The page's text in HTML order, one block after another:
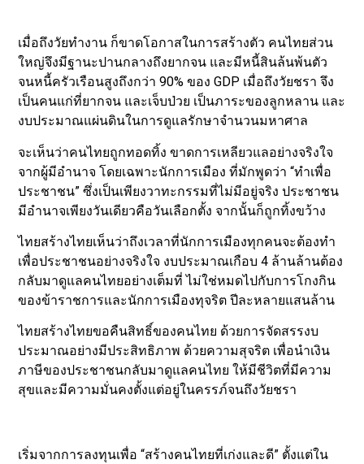
เมื่อถึงวัยทำงาน ก็ขาดโอกาสในการสร้างตัว คนไทยส่วน
ใหญ่จึงมีฐานะปานกลางถึงยากจน และมีหนี้สินล้นพ้นตัว
จนหนี้ครัวเรือนสูงถึงกว่า 90% ของ GDP เมื่อถึงวัยชรา จึง
เป็นคนแก่ที่ยากจน และเจ็บป่วย เป็นภาระของลูกหลาน และ
งบประมาณแผ่นดินในการดูแลรักษาจำนวนมหาศาล
จะเห็นว่าคนไทยถูกทอดทิ้ง ขาดการเหลียวแลอย่างจริงใจ
จากผู้มีอำนาจ โดยเฉพาะนักการเมือง ที่มักพูดว่า “ทำเพื่อ
ประชาชน” ซึ่งเป็นเพียงวาทะกรรมที่ไม่มีอยู่จริง ประชาชน
มีอำนาจเพียงวันเดียวคือวันเลือกตั้ง จากนั้นก็ถูกทิ้งขว้าง
ไทยสร้างไทยเห็นว่าถึงเวลาที่นักการเมืองทุกคนจะต้องทำ
เพื่อประชาชนอย่างจริงใจ งบประมาณเกือบ 4 ล้านล้านต้อง
กลับมาดูแลคนไทยอย่างเต็มที่ ไม่ใช่หมดไปกับการโกงกิน
ของข้าราชการและนักการเมืองทุจริต ปีละหลายแสนล้าน
ไทยสร้างไทยขอคืนสิทธิ์ของคนไทย ด้วยการจัดสรรงบ
ประมาณอย่างมีประสิทธิภาพ ด้วยความสุจริต เพื่อนำเงิน
ภาษีของประชาชนกลับมาดูแลคนไทย ให้มีชีวิตที่มีความ
สุขและมีความมั่นคงตั้งแต่อยู่ในครรภ์จนถึงวัยชรา
เริ่มจากการลงทุนเพื่อ “สร้างคนไทยที่เก่งและดี” ตั้งแต่ใน